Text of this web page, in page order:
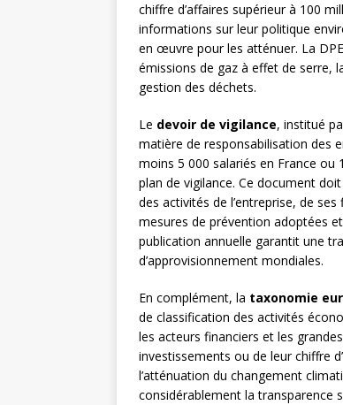
chiffre d’affaires supérieur à 100
informations sur leur politique
en œuvre pour les atténuer. La
émissions de gaz à effet de serre,
gestion des déchets.
Le devoir de vigilance, institué
matière de responsabilisation des
moins 5 000 salariés en France
plan de vigilance. Ce document
des activités de l’entreprise, de
mesures de prévention adoptées
publication annuelle garantit une
d’approvisionnement mondiales.
En complément, la taxonomie
de classification des activités
les acteurs financiers et les
investissements ou de leur chiffre
l’atténuation du changement
considérablement la transparence